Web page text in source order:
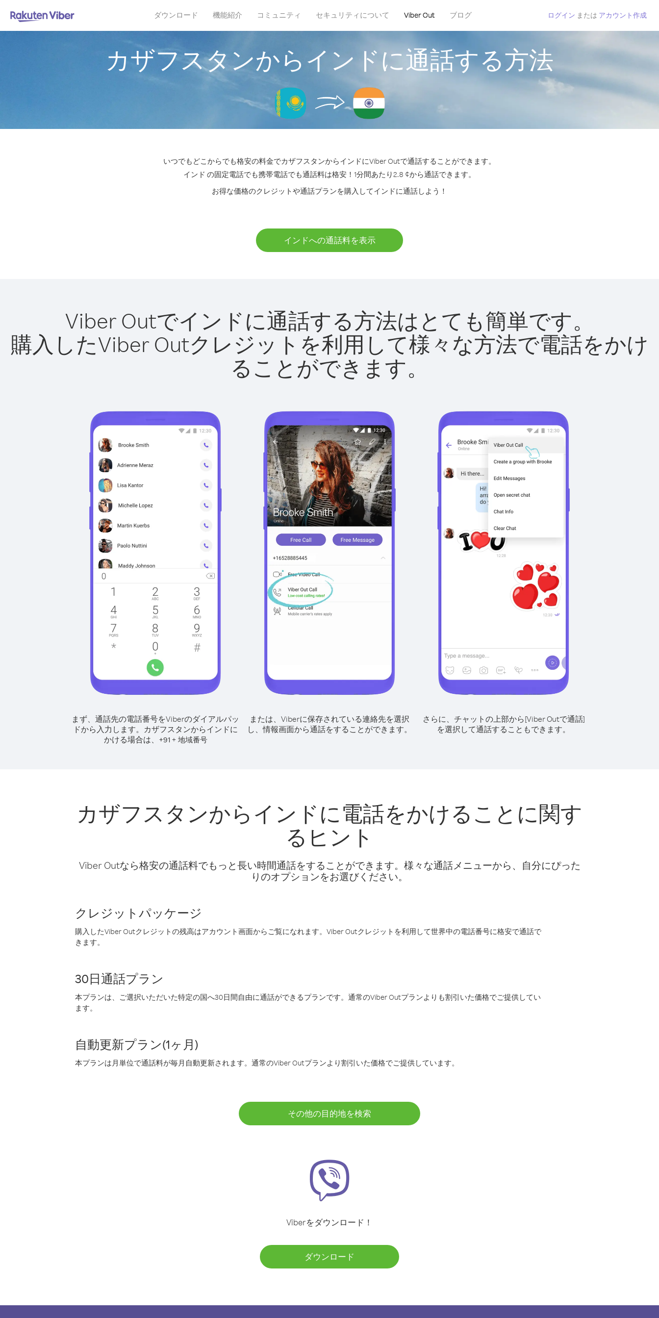
ダウンロード 機能紹介 コミュニティ セキュリティについて Viber Out ブログ ログイン または アカウント作成
カザフスタンからインドに通話する方法
いつでもどこからでも格安の料金でカザフスタンからインドにViber Outで通話することができます。
インド の固定電話でも携帯電話でも通話料は格安！1分間あたり2.8 ¢から通話できます。
お得な価格のクレジットや通話プランを購入してインドに通話しよう！
インドへの通話料を表示
Viber Outでインドに通話する方法はとても簡単です。
購入したViber Outクレジットを利用して様々な方法で電話をかけ
ることができます。
まず、通話先の電話番号をViberのダイアルパッ
ドから入力します。 カザフスタンからインドに
かける場合は、
+91+ 地域番号
または、Viberに保存されている連絡先を選択
し、情報画面から通話をすることができます。
さらに、チャットの上部から[Viber Outで通話]
を選択して通話することもできます。
カザフスタンからインドに電話をかけることに関す
るヒント
Viber Outなら格安の通話料でもっと長い時間通話をすることができます。様々な通話メニューから、自分にぴった
りのオプションをお選びください。
クレジットパッケージ
購入したViber Outクレジットの残高はアカウント画面からご覧になれます。Viber Outクレジットを利用して世界中の電話番号に格安で通話で
きます。
30日通話プラン
本プランは、ご選択いただいた特定の国へ30日間自由に通話ができるプランです。通常のViber Outプランよりも割引いた価格でご提供してい
ます。
自動更新プラン(1ヶ月)
本プランは月単位で通話料が毎月自動更新されます。通常のViber Outプランより割引いた価格でご提供しています。
その他の目的地を検索
Viberをダウンロード！
ダウンロード